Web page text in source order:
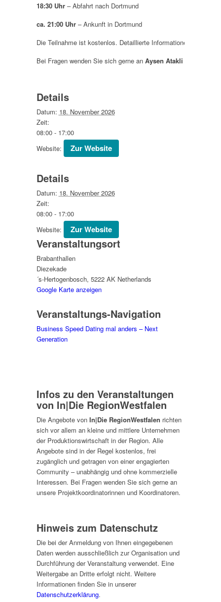
18:30 Uhr– Abfahrt nach Dortmund
ca. 21:00 Uhr– Ankunft in Dortmund
Die Teilnahme ist kostenlos. Detaillierte Informationen erhalten
Bei Fragen wenden Sie sich gerne an Aysen Atakli
Details
Datum: 18. November 2026
Zeit:
08:00 - 17:00
Website:
Details
Datum: 18. November 2026
Zeit:
08:00 - 17:00
Website:
Veranstaltungsort
Brabanthallen
Diezekade
´s-Hertogenbosch, 5222 AK Netherlands
Google Karte anzeigen
Veranstaltungs-Navigation
Business Speed Dating mal anders – Next
Generation
Infos zu den Veranstaltungen
von In|Die RegionWestfalen
Die Angebote von In|Die RegionWestfalen richten
sich vor allem an kleine und mittlere Unternehmen
der Produktionswirtschaft in der Region. Alle
Angebote sind in der Regel kostenlos, frei
zugänglich und getragen von einer engagierten
Community – unabhängig und ohne kommerzielle
Interessen. Bei Fragen wenden Sie sich gerne an
unsere Projektkoordinatorinnen und Koordinatoren.
Hinweis zum Datenschutz
Die bei der Anmeldung von Ihnen eingegebenen
Daten werden ausschließlich zur Organisation und
Durchführung der Veranstaltung verwendet. Eine
Weitergabe an Dritte erfolgt nicht. Weitere
Informationen finden Sie in unserer
Datenschutzerklärung.